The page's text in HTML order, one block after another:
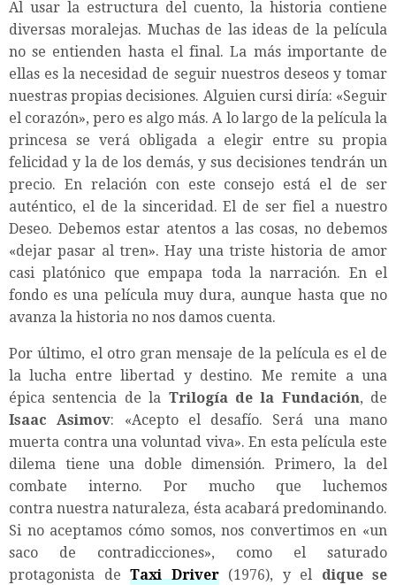
Al usar la estructura del cuento, la historia contiene
diversas moralejas. Muchas de las ideas de la película
no se entienden hasta el final. La más importante de
ellas es la necesidad de seguir nuestros deseos y tomar
nuestras propias decisiones. Alguien cursi diría: «Seguir
el corazón», pero es algo más. A lo largo de la película la
princesa se verá obligada a elegir entre su propia
felicidad y la de los demás, y sus decisiones tendrán un
precio. En relación con este consejo está el de ser
auténtico, el de la sinceridad. El de ser fiel a nuestro
Deseo. Debemos estar atentos a las cosas, no debemos
«dejar pasar al tren». Hay una triste historia de amor
casi platónico que empapa toda la narración. En el
fondo es una película muy dura, aunque hasta que no
avanza la historia no nos damos cuenta.
Por último, el otro gran mensaje de la película es el de
la lucha entre libertad y destino. Me remite a una
épica sentencia de la Trilogía de la Fundación, de
Isaac Asimov: «Acepto el desafío. Será una mano
muerta contra una voluntad viva». En esta película este
dilema tiene una doble dimensión. Primero, la del
combate interno. Por mucho que luchemos
contra nuestra naturaleza, ésta acabará predominando.
Si no aceptamos cómo somos, nos convertimos en «un
saco de contradicciones», como el saturado
protagonista de Taxi Driver(1976), y el dique se